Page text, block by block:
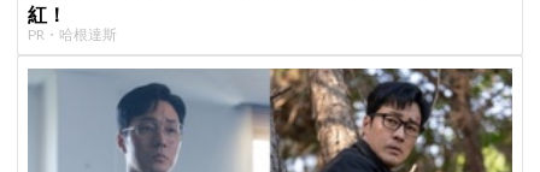
紅！
PR・哈根達斯